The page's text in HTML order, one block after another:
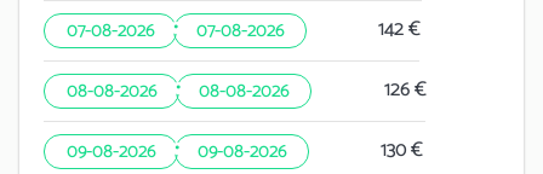
07-08-2026 · 07-08-2026 142 €
08-08-2026 · 08-08-2026 126 €
09-08-2026 · 09-08-2026 130 €